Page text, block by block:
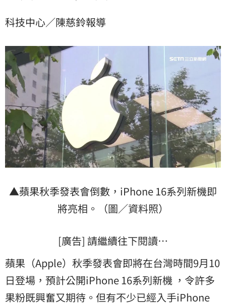
科技中心／陳慈鈴報導
▲蘋果秋季發表會倒數，iPhone 16系列新機即
將亮相。（圖／資料照）
[廣告] 請繼續往下閱讀…
蘋果（Apple）秋季發表會即將在台灣時間9月10
日登場，預計公開iPhone 16系列新機 ，令許多
果粉既興奮又期待。但有不少已經入手iPhone